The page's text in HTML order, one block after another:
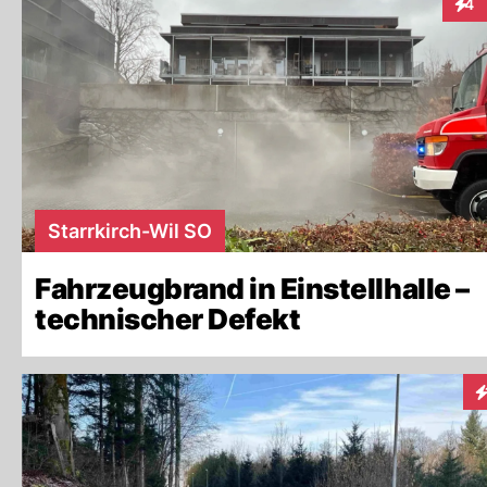
4
Starrkirch-Wil SO
Fahrzeugbrand in Einstellhalle –
technischer Defekt